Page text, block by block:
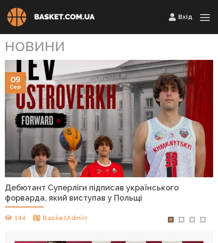
Skip
to
Вхід
НОВИНИ
Дебютант Суперліги підписав українського
форварда, який виступав у Польщі
144 BasketAdmin
09
Сер